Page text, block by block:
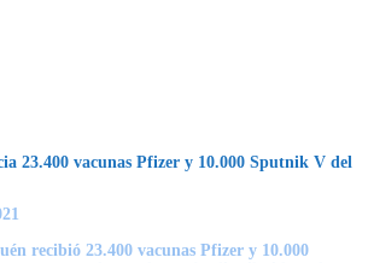
23.400 vacunas Pfizer y 10.000 Sputnik V del
recibió 23.400 vacunas Pfizer y 10.000